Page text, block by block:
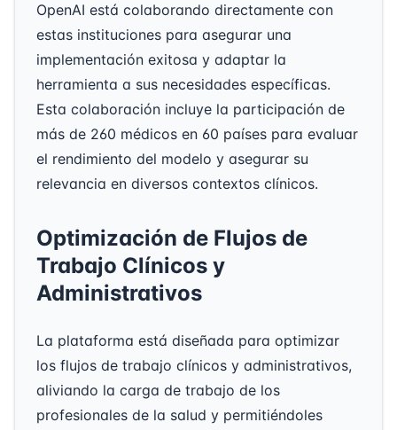
OpenAI está colaborando directamente con
estas instituciones para asegurar una
implementación exitosa y adaptar la
herramienta a sus necesidades específicas.
Esta colaboración incluye la participación de
más de 260 médicos en 60 países para evaluar
el rendimiento del modelo y asegurar su
relevancia en diversos contextos clínicos.
Optimización de Flujos de
Trabajo Clínicos y
Administrativos
La plataforma está diseñada para optimizar
los flujos de trabajo clínicos y administrativos,
aliviando la carga de trabajo de los
profesionales de la salud y permitiéndoles